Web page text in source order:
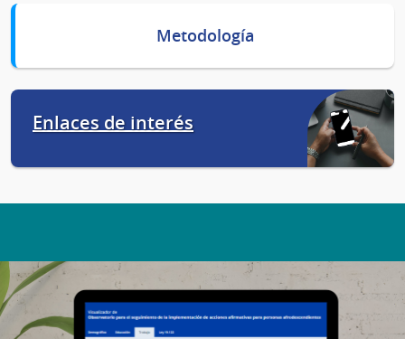
Metodología
Enlaces de interés